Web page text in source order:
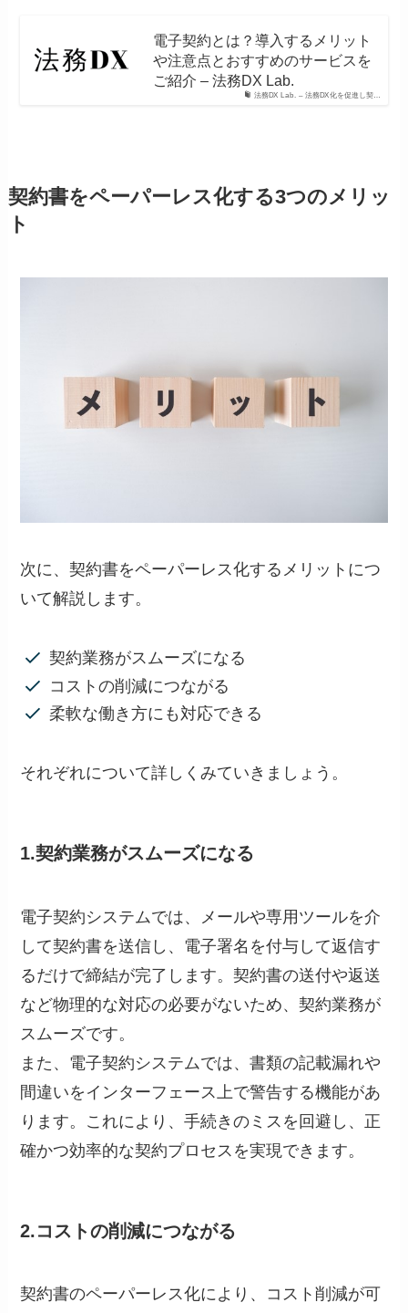
法務DX Lab. – 法務DX化を促進し契…
電子契約とは？導入するメリット
や注意点とおすすめのサービスを
ご紹介 – 法務DX Lab.
契約書をペーパーレス化する3つのメリッ
ト
次に、契約書をペーパーレス化するメリットにつ
いて解説します。
契約業務がスムーズになる
コストの削減につながる
柔軟な働き方にも対応できる
それぞれについて詳しくみていきましょう。
1.契約業務がスムーズになる
電子契約システムでは、メールや専用ツールを介
して契約書を送信し、電子署名を付与して返信す
るだけで締結が完了します。契約書の送付や返送
など物理的な対応の必要がないため、契約業務が
スムーズです。
また、電子契約システムでは、書類の記載漏れや
間違いをインターフェース上で警告する機能があ
ります。これにより、手続きのミスを回避し、正
確かつ効率的な契約プロセスを実現できます。
2.コストの削減につながる
契約書のペーパーレス化により、コスト削減が可